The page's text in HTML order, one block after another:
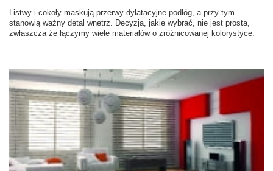
Listwy i cokoły maskują przerwy dylatacyjne podłóg, a przy tym
stanowią ważny detal wnętrz. Decyzja, jakie wybrać, nie jest prosta,
zwłaszcza że łączymy wiele materiałów o zróżnicowanej kolorystyce.